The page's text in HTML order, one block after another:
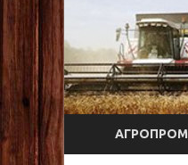
АГРОПРОМ